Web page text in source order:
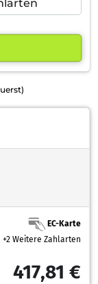
EC-Karte
+2 Weitere Zahlarten
417,81 €